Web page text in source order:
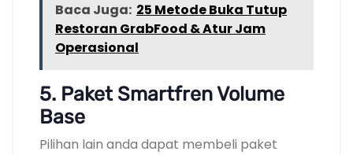
Baca Juga: 25 Metode Buka Tutup
Restoran GrabFood & Atur Jam
Operasional
5. Paket Smartfren Volume
Base
Pilihan lain anda dapat membeli paket